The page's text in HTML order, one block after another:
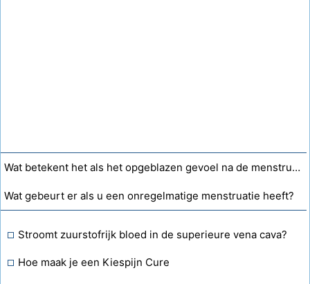
Wat betekent het als het opgeblazen gevoel na de menstruatie nooit is verdwenen?
Wat gebeurt er als u een onregelmatige menstruatie heeft?
Stroomt zuurstofrijk bloed in de superieure vena cava?
Hoe maak je een Kiespijn Cure